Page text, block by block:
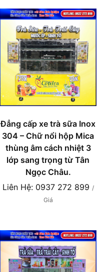
Đẳng cấp xe trà sữa Inox
304 – Chữ nổi hộp Mica
thùng âm cách nhiệt 3
lớp sang trọng từ Tân
Ngọc Châu.
Liên Hệ: 0937 272 899 /
Giá